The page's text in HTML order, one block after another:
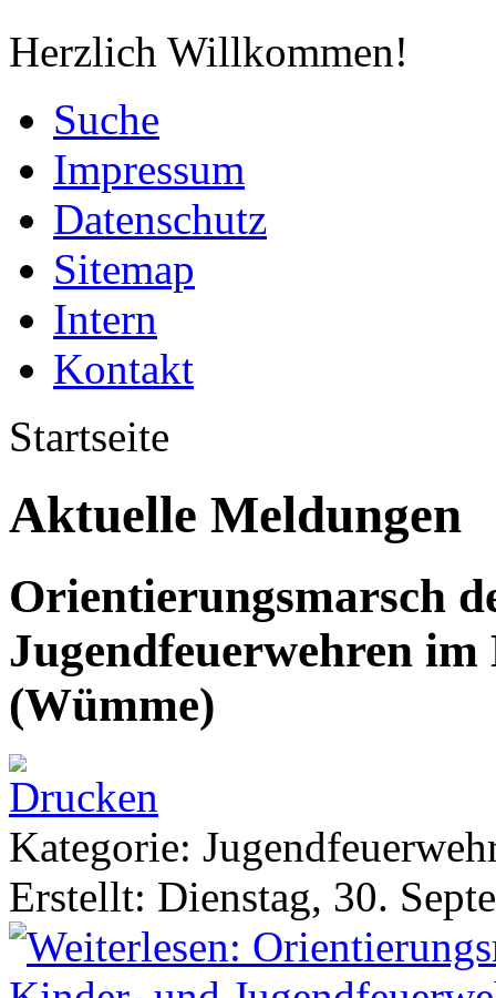
Herzlich Willkommen!
Suche
Impressum
Datenschutz
Sitemap
Intern
Kontakt
Startseite
Aktuelle Meldungen
Orientierungsmarsch
Jugendfeuerwehren
(Wümme)
Kategorie:
Erstellt: Dienstag, 30.